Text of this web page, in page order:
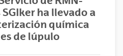
ha llevado a
química
de lúpulo